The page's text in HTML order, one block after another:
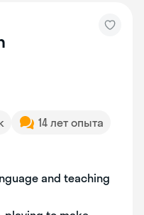
14 лет опыта
and teaching